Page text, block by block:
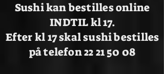
Sushi kan bestilles online
INDTIL kl 17.
Efter kl 17 skal sushi bestilles
på telefon 22 21 50 08